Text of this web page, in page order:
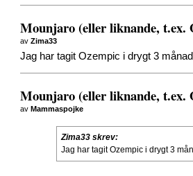
Mounjaro (eller liknande, t.ex.
avZima33
Jag har tagit Ozempic i drygt 3
Mounjaro (eller liknande, t.ex.
av Mammaspojke
Zima33 skrev:
Jag har tagit Ozempic i drygt 3